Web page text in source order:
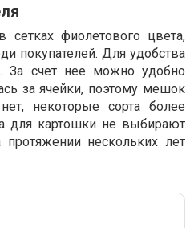
сетках фиолетового цвета,
покупателей. Для удобства
За счет нее можно удобно
за ячейки, поэтому мешок
некоторые сорта более
для картошки не выбирают
нескольких лет